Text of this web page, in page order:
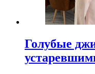
Голубые